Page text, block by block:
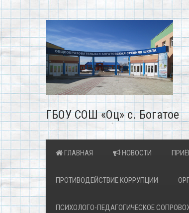
ГБОУ СОШ «Оц» с. Богатое
ГЛАВНАЯ НОВОСТИ
ПРОТИВОДЕЙСТВИЕ КОРРУПЦИИ
ПСИХОЛОГО-ПЕДАГОГИЧЕСКОЕ